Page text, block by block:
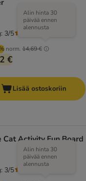
norm. 14,69 €
Alin hinta 30
päivää ennen
alennusta
€
3/5
Lisää ostoskoriin
Cat Activity Fun Board
Alin hinta 30
päivää ennen
alennusta
3/5